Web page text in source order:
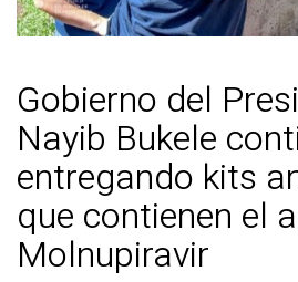
Gobierno del
Nayib Bukele
entregando kits
que contienen el
Molnupiravir